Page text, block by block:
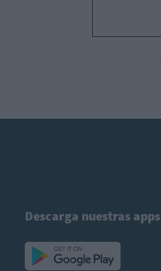
Descarga nuestras apps